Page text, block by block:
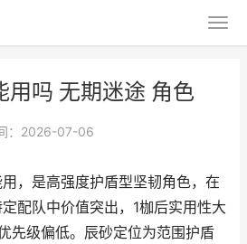
用吗 无期迷途 角色
：2026-07-06
，是高强度护盾型坚韧角色，在
配队中价值突出，1枷后实用性大
先级偏低。辰砂定位为范围护盾